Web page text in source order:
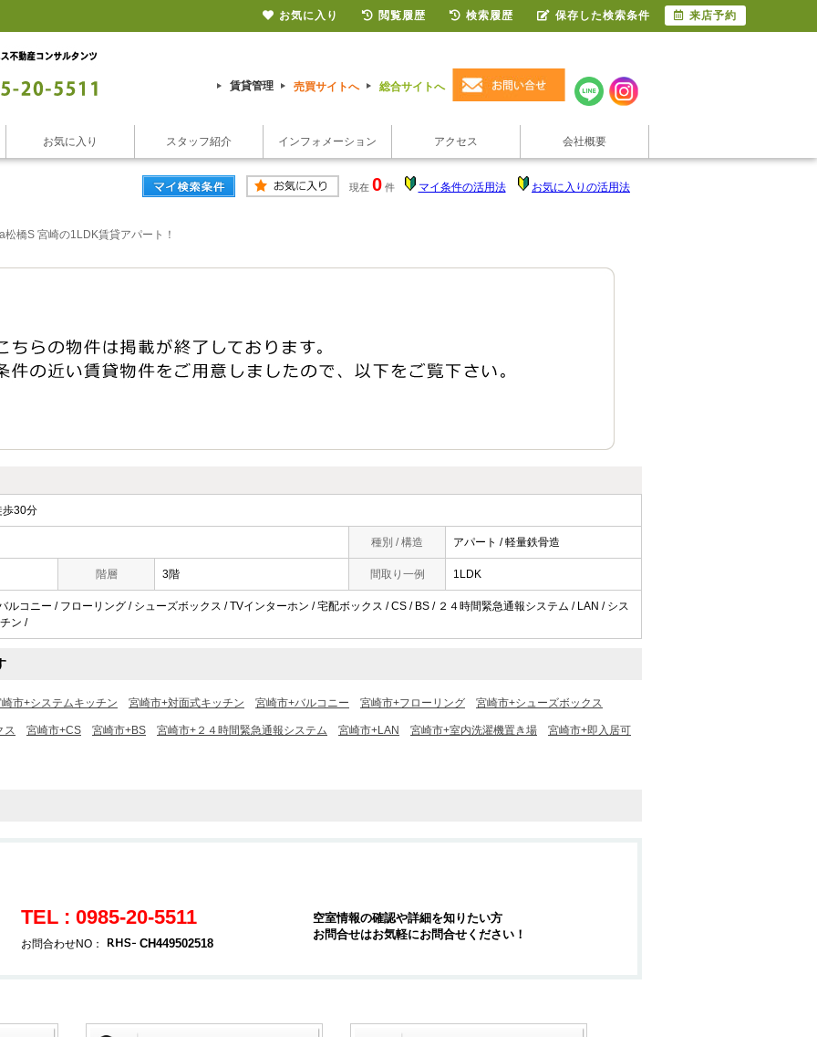
賃貸管理 売買サイトへ 総合サイトへ
お気に入り スタッフ紹介 インフォメーション アクセス 会社概要
現在 0 件 マイ条件の活用法 お気に入りの活用法
松橋S 宮崎の1LDK賃貸アパート！
30分
種別 / 構造 アパート / 軽量鉄骨造
階層 3階 間取り一例 1LDK
ルコニー / フローリング / シューズボックス / TVインターホン / 宅配ボックス / CS / BS / ２４時間緊急通報システム / LAN / シス
ン /
市+システムキッチン 宮崎市+対面式キッチン 宮崎市+バルコニー 宮崎市+フローリング 宮崎市+シューズボックス
ス 宮崎市+CS 宮崎市+BS 宮崎市+２４時間緊急通報システム 宮崎市+LAN 宮崎市+室内洗濯機置き場 宮崎市+即入居可
TEL : 0985-20-5511
お問合わせNO： CH449502518
空室情報の確認や詳細を知りたい方
お問合せはお気軽にお問合せください！
お気に入り 閲覧履歴 検索履歴 保存した検索条件 来店予約